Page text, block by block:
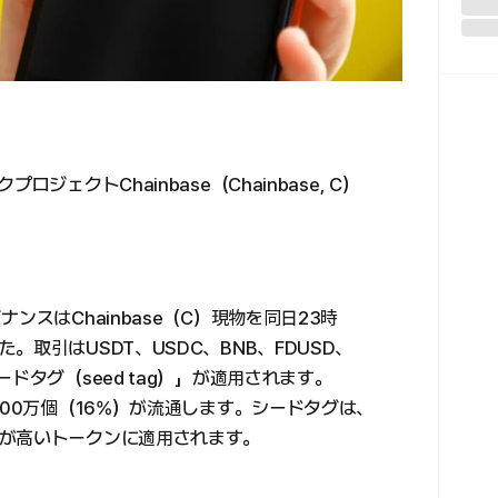
プロジェクトChainbase（Chainbase, C）
ンスはChainbase（C）現物を同日23時
。取引はUSDT、USDC、BNB、FDUSD、
タグ（seed tag）」が適用されます。
万個（16%）が流通します。シードタグは、
高いトークンに適用されます。